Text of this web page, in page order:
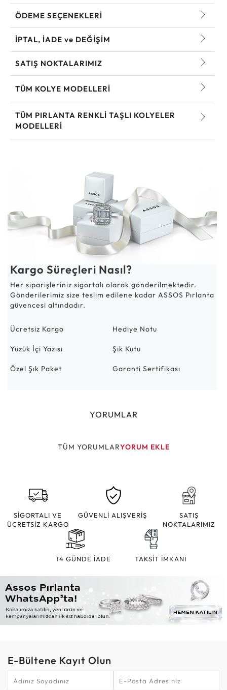
ÖDEME SEÇENEKLERİ
İPTAL, İADE ve DEĞİŞİM
SATIŞ NOKTALARIMIZ
TÜM KOLYE MODELLERI
TÜM PIRLANTA RENKLI TAŞLI KOLYELER
MODELLERI
Kargo Süreçleri Nasıl?
Her siparişleriniz sigortalı olarak gönderilmektedir.
Gönderilerimiz size teslim edilene kadar ASSOS Pırlanta
güvencesi altındadır.
Ücretsiz Kargo Hediye Notu
Yüzük İçi Yazısı Şık Kutu
Özel Şık Paket Garanti Sertifikası
YORUMLAR
TÜM YORUMLARYORUM EKLE
SİGORTALI VE
ÜCRETSİZ KARGO
GÜVENLİ ALIŞVERİŞ
SATIŞ
NOKTALARIMIZ
14 GÜNDE İADE TAKSİT İMKANI
E-Bültene Kayıt Olun